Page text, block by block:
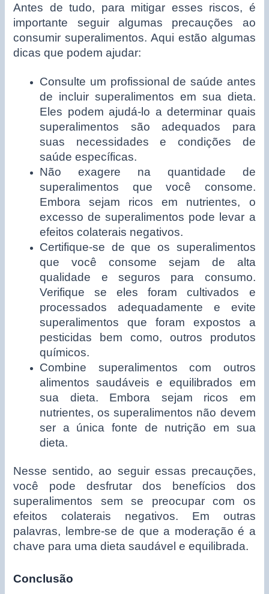
Antes de tudo, para mitigar esses riscos, é
importante seguir algumas precauções ao
consumir superalimentos. Aqui estão algumas
dicas que podem ajudar:
Consulte um profissional de saúde antes
de incluir superalimentos em sua dieta.
Eles podem ajudá-lo a determinar quais
superalimentos são adequados para
suas necessidades e condições de
saúde específicas.
Não exagere na quantidade de
superalimentos que você consome.
Embora sejam ricos em nutrientes, o
excesso de superalimentos pode levar a
efeitos colaterais negativos.
Certifique-se de que os superalimentos
que você consome sejam de alta
qualidade e seguros para consumo.
Verifique se eles foram cultivados e
processados adequadamente e evite
superalimentos que foram expostos a
pesticidas bem como, outros produtos
químicos.
Combine superalimentos com outros
alimentos saudáveis e equilibrados em
sua dieta. Embora sejam ricos em
nutrientes, os superalimentos não devem
ser a única fonte de nutrição em sua
dieta.
Nesse sentido, ao seguir essas precauções,
você pode desfrutar dos benefícios dos
superalimentos sem se preocupar com os
efeitos colaterais negativos. Em outras
palavras, lembre-se de que a moderação é a
chave para uma dieta saudável e equilibrada.
Conclusão